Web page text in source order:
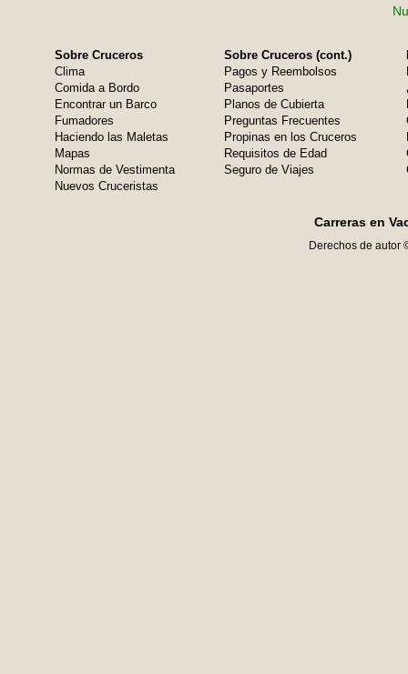
Sobre Cruceros
Clima
Comida a Bordo
Encontrar un Barco
Fumadores
Haciendo las Maletas
Mapas
Normas de Vestimenta
Nuevos Cruceristas
Sobre Cruceros (cont.)
Pagos y Reembolsos
Pasaportes
Planos de Cubierta
Preguntas Frecuentes
Propinas en los Cruceros
Requisitos de Edad
Seguro de Viajes
Carreras en
Derechos de autor